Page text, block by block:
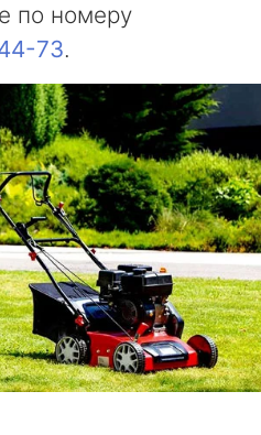
по номеру
73.